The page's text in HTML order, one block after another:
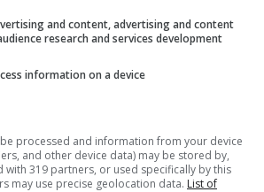
orologi un’ora avanti, alle
ottobre 2016 quando
and content, advertising and content
research and services development
information on a device
processed and information from your device
and other device data) may be stored by,
with 319 partners, or used specifically by this
may use precise geolocation data. List of